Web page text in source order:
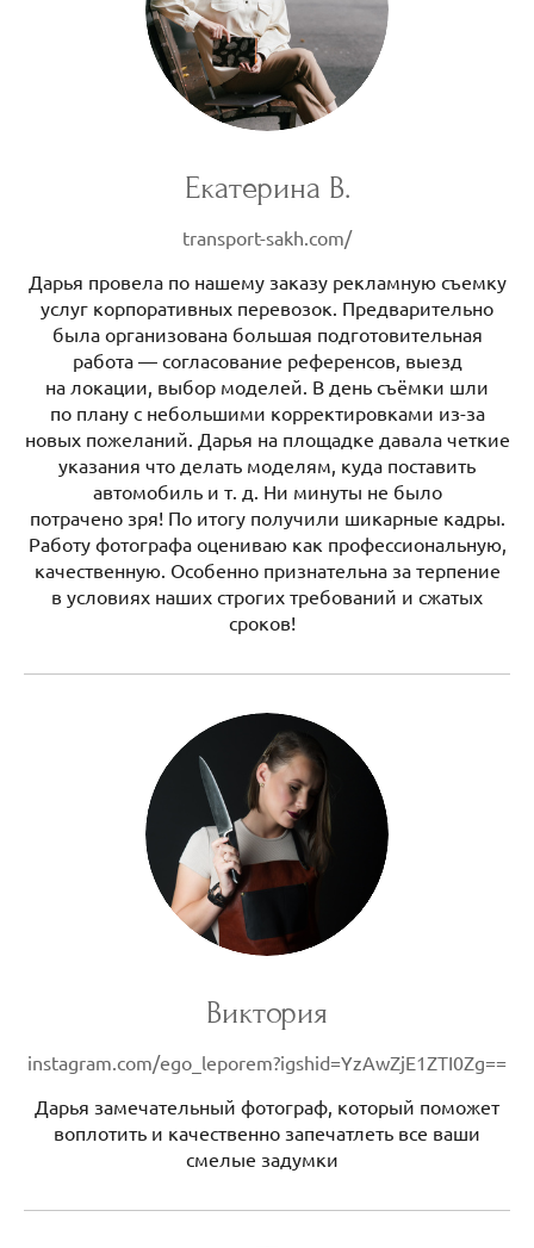
Екатерина В.
transport-sakh.com/
Дарья провела по нашему заказу рекламную съемку
услуг корпоративных перевозок. Предварительно
была организована большая подготовительная
работа — согласование референсов, выезд
на локации, выбор моделей. В день съёмки шли
по плану с небольшими корректировками из-за
новых пожеланий. Дарья на площадке давала четкие
указания что делать моделям, куда поставить
автомобиль и т. д. Ни минуты не было
потрачено зря! По итогу получили шикарные кадры.
Работу фотографа оцениваю как профессиональную,
качественную. Особенно признательна за терпение
в условиях наших строгих требований и сжатых
сроков!
Виктория
instagram.com/ego_leporem?igshid=YzAwZjE1ZTI0Zg==
Дарья замечательный фотограф, который поможет
воплотить и качественно запечатлеть все ваши
смелые задумки